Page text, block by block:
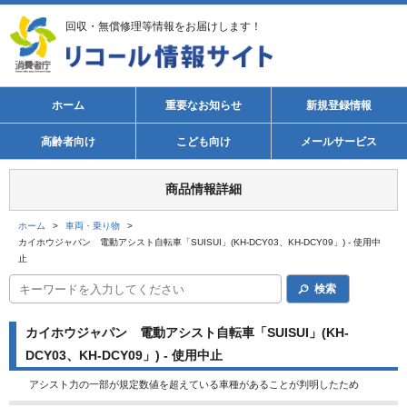
回収・無償修理等情報をお届けします！
ホーム 重要なお知らせ 新規登録情報
高齢者向け こども向け メールサービス
商品情報詳細
ホーム > 車両・乗り物
>
カイホウジャパン 電動アシスト自転車「SUISUI」(KH-DCY03、KH-DCY09」) - 使用中
止
検索
カイホウジャパン 電動アシスト自転車「SUISUI」(KH-
DCY03、KH-DCY09」) - 使用中止
アシスト力の一部が規定数値を超えている車種があることが判明したため